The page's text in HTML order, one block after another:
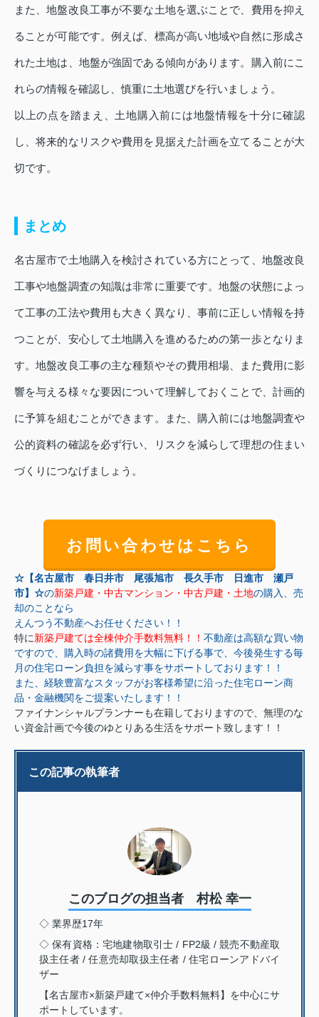
また、地盤改良工事が不要な土地を選ぶことで、費用を抑え
ることが可能です。例えば、標高が高い地域や自然に形成さ
れた土地は、地盤が強固である傾向があります。購入前にこ
れらの情報を確認し、慎重に土地選びを行いましょう。
以上の点を踏まえ、土地購入前には地盤情報を十分に確認
し、将来的なリスクや費用を見据えた計画を立てることが大
切です。
まとめ
名古屋市で土地購入を検討されている方にとって、地盤改良
工事や地盤調査の知識は非常に重要です。地盤の状態によっ
て工事の工法や費用も大きく異なり、事前に正しい情報を持
つことが、安心して土地購入を進めるための第一歩となりま
す。地盤改良工事の主な種類やその費用相場、また費用に影
響を与える様々な要因について理解しておくことで、計画的
に予算を組むことができます。また、購入前には地盤調査や
公的資料の確認を必ず行い、リスクを減らして理想の住まい
づくりにつなげましょう。
お問い合わせはこちら
☆【名古屋市 春日井市 尾張旭市 長久手市 日進市 瀬戸
市】☆の新築戸建・中古マンション・中古戸建・土地の購入、売
却のことなら
えんつう不動産へお任せください！！
特に新築戸建ては全棟仲介手数料無料！！ 不動産は高額な買い物
ですので、購入時の諸費用を大幅に下げる事で、今後発生する毎
月の住宅ローン負担を減らす事をサポートしております！！
また、経験豊富なスタッフがお客様希望に沿った住宅ローン商
品・金融機関をご提案いたします！！
ファイナンシャルプランナーも在籍しておりますので、無理のな
い資金計画で今後のゆとりある生活をサポート致します！！
この記事の執筆者
このブログの担当者 村松 幸一
◇ 業界歴17年
◇ 保有資格：宅地建物取引士 / FP2級 / 競売不動産取
扱主任者 / 任意売却取扱主任者 / 住宅ローンアドバイ
ザー
【名古屋市×新築戸建て×仲介手数料無料】を中心にサ
ポートしています。